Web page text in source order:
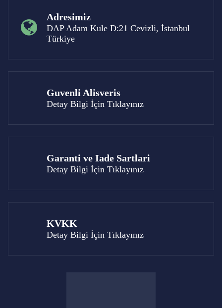
Adresimiz
DAP Adam Kule D:21 Cevizli, İstanbul
Türkiye
Guvenli Alisveris
Detay Bilgi İçin Tıklayınız
Garanti ve Iade Sartlari
Detay Bilgi İçin Tıklayınız
KVKK
Detay Bilgi İçin Tıklayınız